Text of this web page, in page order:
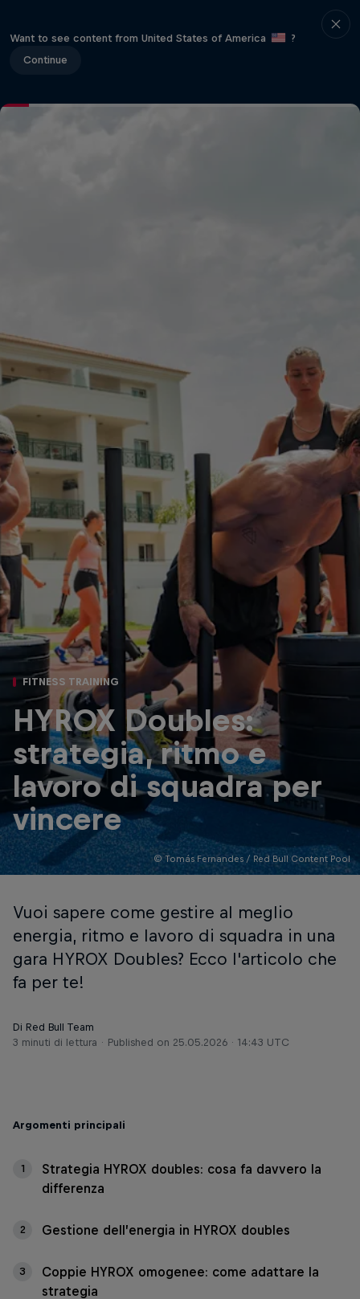
Want to see content from United States of America
?
Continue
© Tomás Fernandes / Red Bull Content Pool
FITNESS TRAINING
HYROX Doubles:
strategia, ritmo e
lavoro di squadra per
vincere
Vuoi sapere come gestire al meglio
energia, ritmo e lavoro di squadra in una
gara HYROX Doubles? Ecco l'articolo che
fa per te!
Di Red Bull Team
3 minuti di lettura
Published on 25.05.2026 · 14:43 UTC
Argomenti principali
1
Strategia HYROX doubles: cosa fa davvero la
differenza
2 Gestione dell’energia in HYROX doubles
3
Coppie HYROX omogenee: come adattare la
strategia